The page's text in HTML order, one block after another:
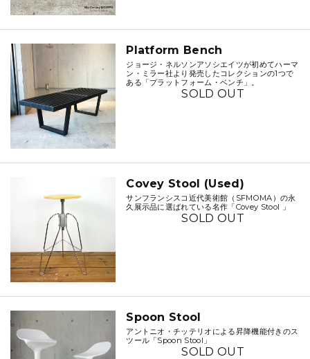
Platform Bench
ジョージ・ネルソンアソシエイツが初めてハーマ
ン・ミラー社より発売したコレクションの1つで
ある「プラットフォーム・ベンチ」。
SOLD OUT
Covey Stool (Used)
サンフランシスコ近代美術館（SFMOMA）の永
久展示品に選ばれている名作「Covey Stool 」
SOLD OUT
Spoon Stool
アントニオ・チッテリオによる昇降機能付きのス
ツール「Spoon Stool」
SOLD OUT